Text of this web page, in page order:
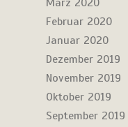
März 2020
Februar 2020
Januar 2020
Dezember 2019
November 2019
Oktober 2019
September 2019